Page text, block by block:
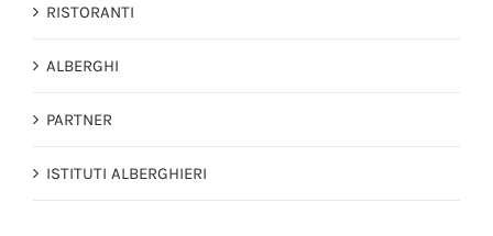
RISTORANTI
ALBERGHI
PARTNER
ISTITUTI ALBERGHIERI